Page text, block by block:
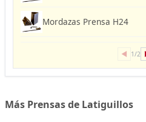
Mordazas Prensa H24
◀ 1/2
Más Prensas de Latiguillos